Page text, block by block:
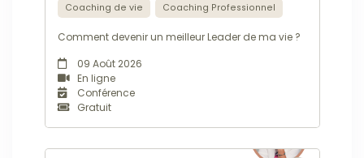
Coaching de vie Coaching Professionnel
Comment devenir un meilleur Leader de ma vie ?
09 Août 2026
En ligne
Conférence
Gratuit